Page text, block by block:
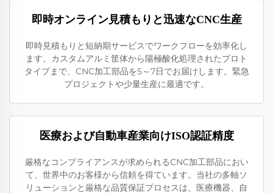
即時オンライン見積もりと迅速なCNC生産
即時見積もりと短納期サービスでワークフローを効率化し
ます。カスタムアルミ筐体から陽極酸化処理されたプロト
タイプまで、CNC加工部品を5～7日でお届けします。緊急
プロジェクトや少量生産に最適です。
医療および自動車産業向けISO認証精度
厳格なコンプライアンスが求められるCNC加工部品におい
て、世界中のお客様から信頼を得ています。当社の多軸ソ
リューションと厳格な品質保証プロセスは、医療機器、自